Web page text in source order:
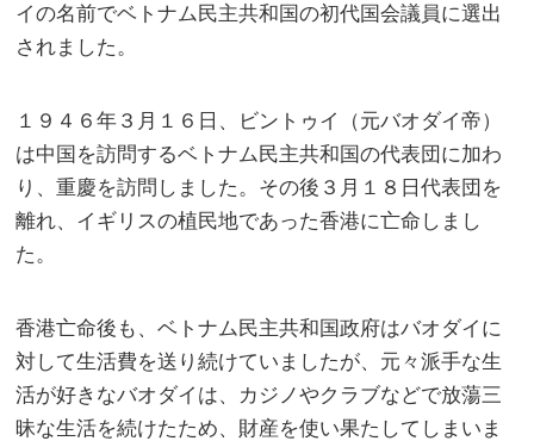
イの名前でベトナム民主共和国の初代国会議員に選出
されました。
１９４６年３月１６日、ビントゥイ（元バオダイ帝）
は中国を訪問するベトナム民主共和国の代表団に加わ
り、重慶を訪問しました。その後３月１８日代表団を
離れ、イギリスの植民地であった香港に亡命しまし
た。
香港亡命後も、ベトナム民主共和国政府はバオダイに
対して生活費を送り続けていましたが、元々派手な生
活が好きなバオダイは、カジノやクラブなどで放蕩三
昧な生活を続けたため、財産を使い果たしてしまいま